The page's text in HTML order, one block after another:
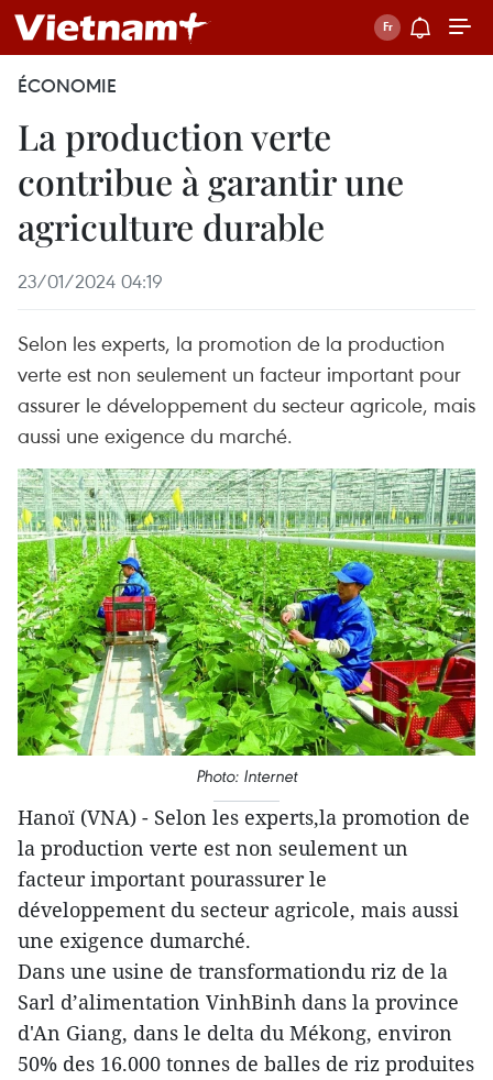
ÉCONOMIE
La production verte
contribue à garantir une
agriculture durable
23/01/2024 04:19
Selon les experts, la promotion de la production
verte est non seulement un facteur important pour
assurer le développement du secteur agricole, mais
aussi une exigence du marché.
Photo: Internet
Hanoï (VNA) - Selon les experts,la promotion de
la production verte est non seulement un
facteur important pourassurer le
développement du secteur agricole, mais aussi
une exigence dumarché.
Dans une usine de transformationdu riz de la
Sarl d’alimentation VinhBinh dans la province
d'An Giang, dans le delta du Mékong, environ
50% des 16.000 tonnes de balles de riz produites